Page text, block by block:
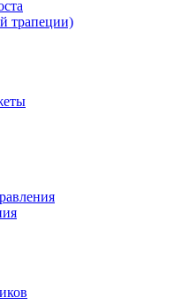
трапеции)